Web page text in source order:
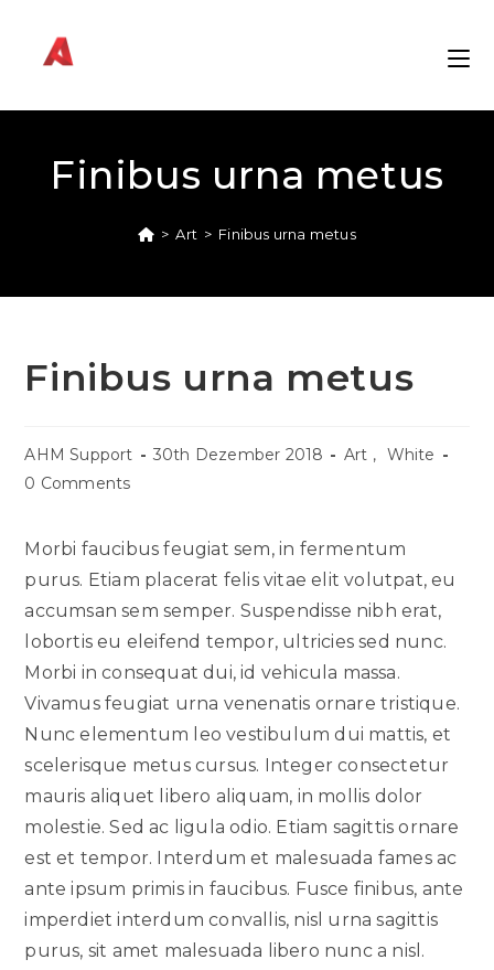
springen
Finibus urna metus
> Art > Finibus urna metus
Finibus urna metus
AHM Support 30th Dezember 2018 Art , White
0 Comments
Morbi faucibus feugiat sem, in fermentum
purus. Etiam placerat felis vitae elit volutpat, eu
accumsan sem semper. Suspendisse nibh erat,
lobortis eu eleifend tempor, ultricies sed nunc.
Morbi in consequat dui, id vehicula massa.
Vivamus feugiat urna venenatis ornare tristique.
Nunc elementum leo vestibulum dui mattis, et
scelerisque metus cursus. Integer consectetur
mauris aliquet libero aliquam, in mollis dolor
molestie. Sed ac ligula odio. Etiam sagittis ornare
est et tempor. Interdum et malesuada fames ac
ante ipsum primis in faucibus. Fusce finibus, ante
imperdiet interdum convallis, nisl urna sagittis
purus, sit amet malesuada libero nunc a nisl.